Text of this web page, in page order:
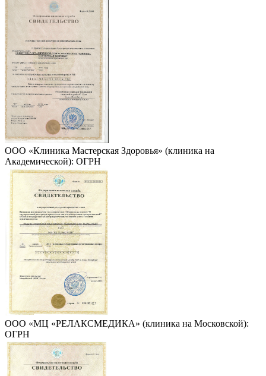
ООО «Клиника Мастерская Здоровья» (клиника на
Академической): ОГРН
ООО «МЦ «РЕЛАКСМЕДИКА» (клиника на Московской):
ОГРН